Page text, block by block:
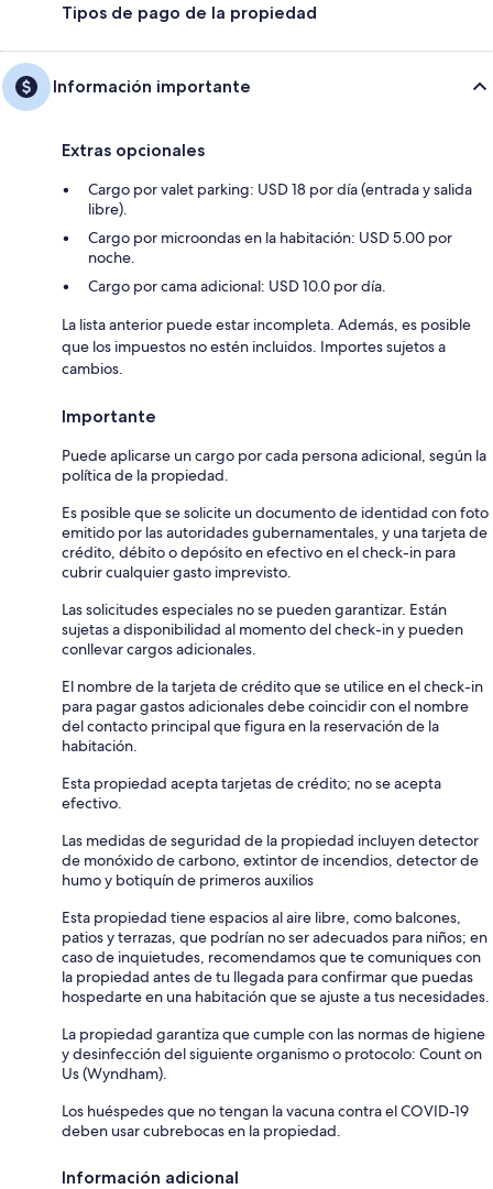
Tipos de pago de la propiedad
Información importante
Extras opcionales
Cargo por valet parking: USD 18 por día (entrada y salida
libre).
Cargo por microondas en la habitación: USD 5.00 por
noche.
Cargo por cama adicional: USD 10.0 por día.
La lista anterior puede estar incompleta. Además, es posible
que los impuestos no estén incluidos. Importes sujetos a
cambios.
Importante
Puede aplicarse un cargo por cada persona adicional, según la
política de la propiedad.
Es posible que se solicite un documento de identidad con foto
emitido por las autoridades gubernamentales, y una tarjeta de
crédito, débito o depósito en efectivo en el check-in para
cubrir cualquier gasto imprevisto.
Las solicitudes especiales no se pueden garantizar. Están
sujetas a disponibilidad al momento del check-in y pueden
conllevar cargos adicionales.
El nombre de la tarjeta de crédito que se utilice en el check-in
para pagar gastos adicionales debe coincidir con el nombre
del contacto principal que figura en la reservación de la
habitación.
Esta propiedad acepta tarjetas de crédito; no se acepta
efectivo.
Las medidas de seguridad de la propiedad incluyen detector
de monóxido de carbono, extintor de incendios, detector de
humo y botiquín de primeros auxilios
Esta propiedad tiene espacios al aire libre, como balcones,
patios y terrazas, que podrían no ser adecuados para niños; en
caso de inquietudes, recomendamos que te comuniques con
la propiedad antes de tu llegada para confirmar que puedas
hospedarte en una habitación que se ajuste a tus necesidades.
La propiedad garantiza que cumple con las normas de higiene
y desinfección del siguiente organismo o protocolo: Count on
Us (Wyndham).
Los huéspedes que no tengan la vacuna contra el COVID-19
deben usar cubrebocas en la propiedad.
Información adicional